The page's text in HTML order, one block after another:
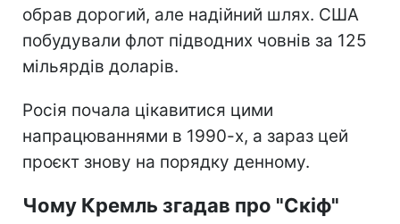
обрав дорогий, але надійний шлях. США
побудували флот підводних човнів за 125
мільярдів доларів.
Росія почала цікавитися цими
напрацюваннями в 1990-х, а зараз цей
проєкт знову на порядку денному.
Чому Кремль згадав про "Скіф"